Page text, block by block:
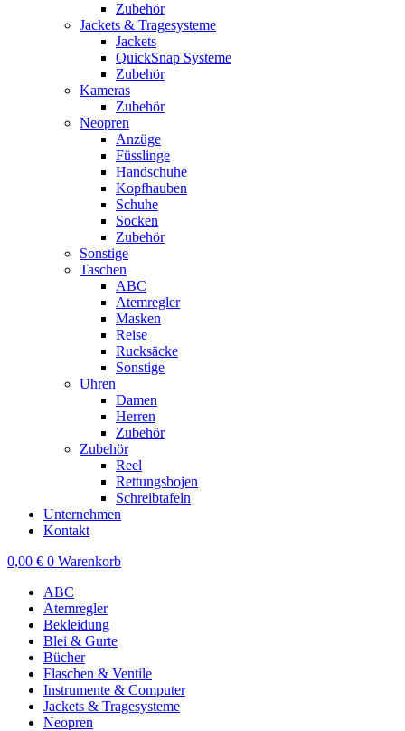
Zubehör
Jackets & Tragesysteme
Jackets
QuickSnap Systeme
Zubehör
Kameras
Zubehör
Neopren
Anzüge
Füsslinge
Handschuhe
Kopfhauben
Schuhe
Socken
Zubehör
Sonstige
Taschen
ABC
Atemregler
Masken
Reise
Rucksäcke
Sonstige
Uhren
Damen
Herren
Zubehör
Zubehör
Reel
Rettungsbojen
Schreibtafeln
Unternehmen
Kontakt
0,00 € 0 Warenkorb
ABC
Atemregler
Bekleidung
Blei & Gurte
Bücher
Flaschen & Ventile
Instrumente & Computer
Jackets & Tragesysteme
Neopren